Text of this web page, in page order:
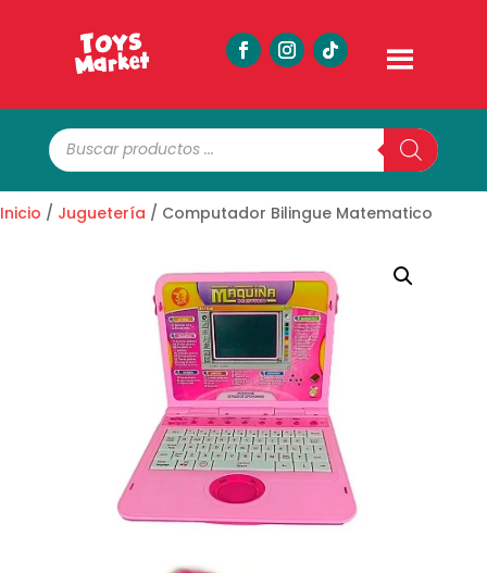
Búsqueda
de
productos
Inicio / Juguetería / Computador Bilingue Matematico